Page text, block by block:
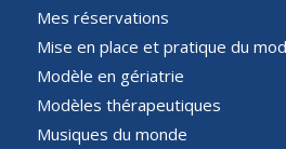
Mes réservations
Mise en place et pratique du
Modèle en gériatrie
Modèles thérapeutiques
Musiques du monde